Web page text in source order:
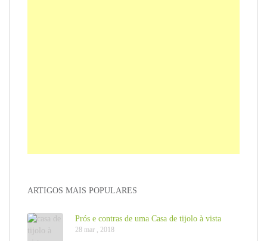
ARTIGOS MAIS POPULARES
Prós e contras de uma Casa de tijolo à vista
28 mar , 2018